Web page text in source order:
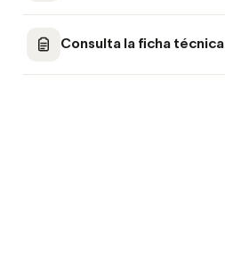
Consulta la ficha técnica